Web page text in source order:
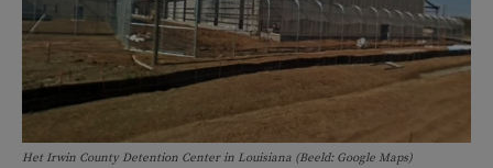
Het Irwin County Detention Center in Louisiana (Beeld: Google Maps)